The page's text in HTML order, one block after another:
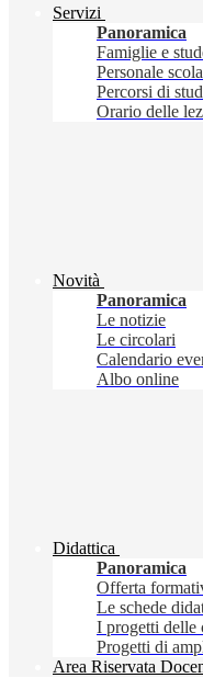
Servizi
Panoramica
Famiglie e
Personale
Percorsi di
Orario delle
Novità
Panoramica
Le notizie
Le circolari
Calendario
Albo online
Didattica
Panoramica
Offerta
Le schede
I progetti delle
Progetti di
Area Riservata